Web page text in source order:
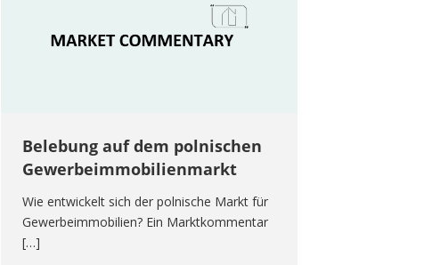
Belebung auf dem polnischen
Gewerbeimmobilienmarkt
Wie entwickelt sich der polnische Markt für
Gewerbeimmobilien? Ein Marktkommentar
[…]